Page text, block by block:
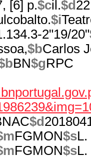
[6] p.$cil.$d
$i
2"19/20"
$bCarlos
BN$gRPC
$d
FGMON$sL.
FGMON$sL.